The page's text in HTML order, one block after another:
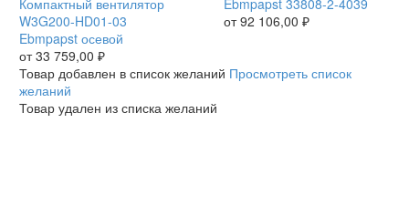
HD01-
03
Ebmpapst
осевой
W3G200-HD01-03
Ebmpapst осевой
от33 759,00 ₽
2-
от92 106,00 ₽
Товар добавлен в список желаний Просмотреть список
желаний
Товар удален из списка желаний